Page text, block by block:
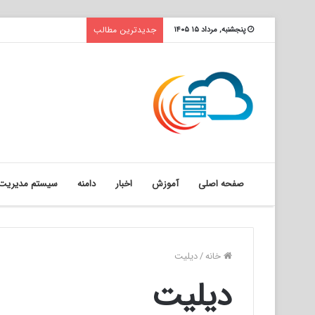
پنجشنبه, مرداد ۱۵ ۱۴۰۵ جدیدترین مطالب
صفحه اصلی آموزش اخبار دامنه سیستم
خانه/دیلیت
دیلیت